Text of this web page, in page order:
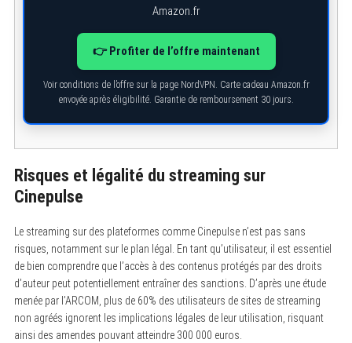
Amazon.fr
👉 Profiter de l’offre maintenant
Voir conditions de l’offre sur la page NordVPN. Carte cadeau Amazon.fr
envoyée après éligibilité. Garantie de remboursement 30 jours.
Risques et légalité du streaming sur
Cinepulse
Le streaming sur des plateformes comme Cinepulse n’est pas sans
risques, notamment sur le plan légal. En tant qu’utilisateur, il est essentiel
de bien comprendre que l’accès à des contenus protégés par des droits
d’auteur peut potentiellement entraîner des sanctions. D’après une étude
menée par l’ARCOM, plus de 60% des utilisateurs de sites de streaming
non agréés ignorent les implications légales de leur utilisation, risquant
ainsi des amendes pouvant atteindre 300 000 euros.